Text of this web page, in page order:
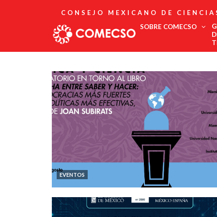
CONSEJO MEXICANO DE
SOBRE COMECSO
Asociados
Directorio
Estatutos
Fundadores
Publicaciones
Comité Editorial
EVENTOS